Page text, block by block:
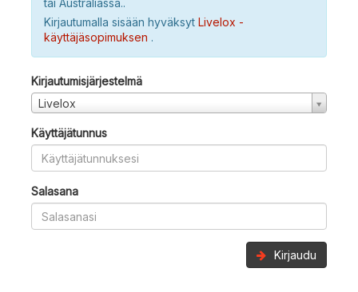
tai Australiassa..
Kirjautumalla sisään hyväksyt Livelox -
käyttäjäsopimuksen .
Kirjautumisjärjestelmä
Livelox
Käyttäjätunnus
Salasana
Kirjaudu